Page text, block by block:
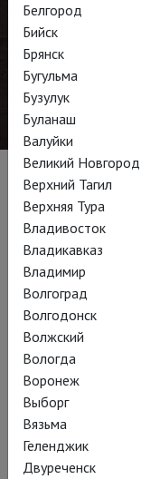
Биография
Начав свою
стенах родного
образование, он
отличным
2008 режиссер
Корт», где ставил
талантливых
сценариста
году Годвин
«Человек и
исполнили с Рэйф
Белгород
Бийск
Брянск
Бугульма
Бузулук
Буланаш
Валуйки
Великий Новгород
Верхний Тагил
Верхняя Тура
Владивосток
Владикавказ
Владимир
Волгоград
Волгодонск
Волжский
Вологда
Воронеж
Выборг
Вязьма
Геленджик
Двуреченск